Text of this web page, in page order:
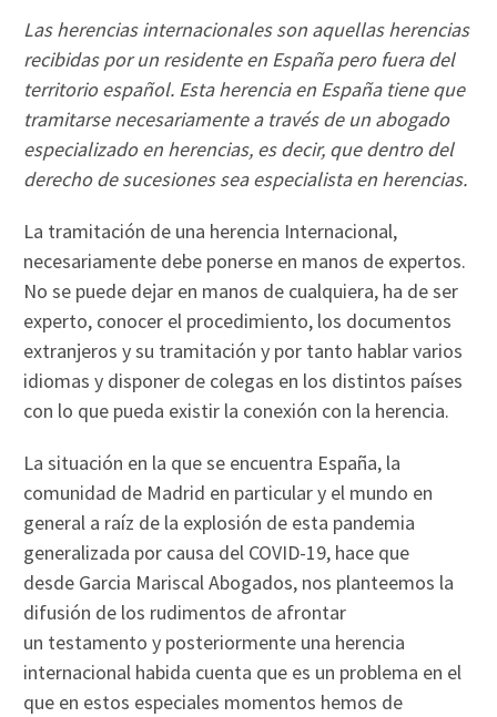
Las herencias internacionales son aquellas herencias
recibidas por un residente en España pero fuera del
territorio español. Esta herencia en España tiene que
tramitarse necesariamente a través de un abogado
especializado en herencias, es decir, que dentro del
derecho de sucesiones sea especialista en herencias.
La tramitación de una herencia Internacional,
necesariamente debe ponerse en manos de expertos.
No se puede dejar en manos de cualquiera, ha de ser
experto, conocer el procedimiento, los documentos
extranjeros y su tramitación y por tanto hablar varios
idiomas y disponer de colegas en los distintos países
con lo que pueda existir la conexión con la herencia.
La situación en la que se encuentra España, la
comunidad de Madrid en particular y el mundo en
general a raíz de la explosión de esta pandemia
generalizada por causa del COVID-19, hace que
desde Garcia Mariscal Abogados, nos planteemos la
difusión de los rudimentos de afrontar
un testamento y posteriormente una herencia
internacional habida cuenta que es un problema en el
que en estos especiales momentos hemos de